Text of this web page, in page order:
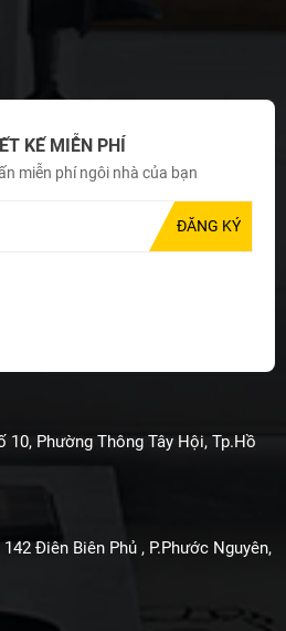
KẾ MIỄN PHÍ
miễn phí ngôi nhà của bạn
Phường Thông Tây Hội, Tp.Hồ
142 Điên Biên Phủ , P.Phước Nguyên,